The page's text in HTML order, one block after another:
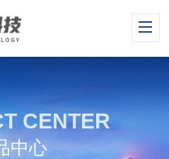
CENTER
中心